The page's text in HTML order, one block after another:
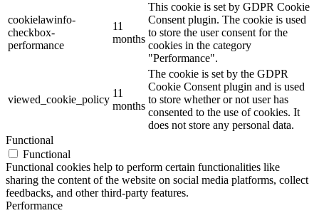
cookielawinfo-
checkbox-
performance
11
months
This cookie is set by GDPR Cookie
Consent plugin. The cookie is used
to store the user consent for the
cookies in the category
"Performance".
viewed_cookie_policy
11
months
The cookie is set by the GDPR
Cookie Consent plugin and is used
to store whether or not user has
consented to the use of cookies. It
does not store any personal data.
Functional
Functional
Functional cookies help to perform certain functionalities like
sharing the content of the website on social media platforms, collect
feedbacks, and other third-party features.
Performance